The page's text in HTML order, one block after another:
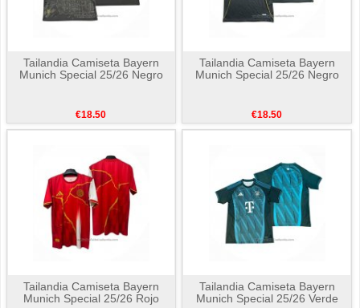
Tailandia Camiseta Bayern
Munich Special 25/26 Negro
€18.50
Tailandia Camiseta Bayern
Munich Special 25/26 Negro
€18.50
Tailandia Camiseta Bayern
Munich Special 25/26 Rojo
Tailandia Camiseta Bayern
Munich Special 25/26 Verde